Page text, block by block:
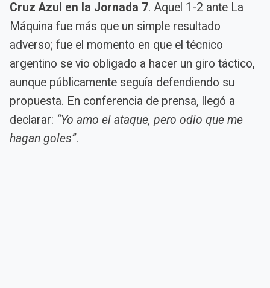
Cruz Azul en la Jornada 7. Aquel 1-2 ante La
Máquina fue más que un simple resultado
adverso; fue el momento en que el técnico
argentino se vio obligado a hacer un giro táctico,
aunque públicamente seguía defendiendo su
propuesta. En conferencia de prensa, llegó a
declarar: “Yo amo el ataque, pero odio que me
hagan goles”.